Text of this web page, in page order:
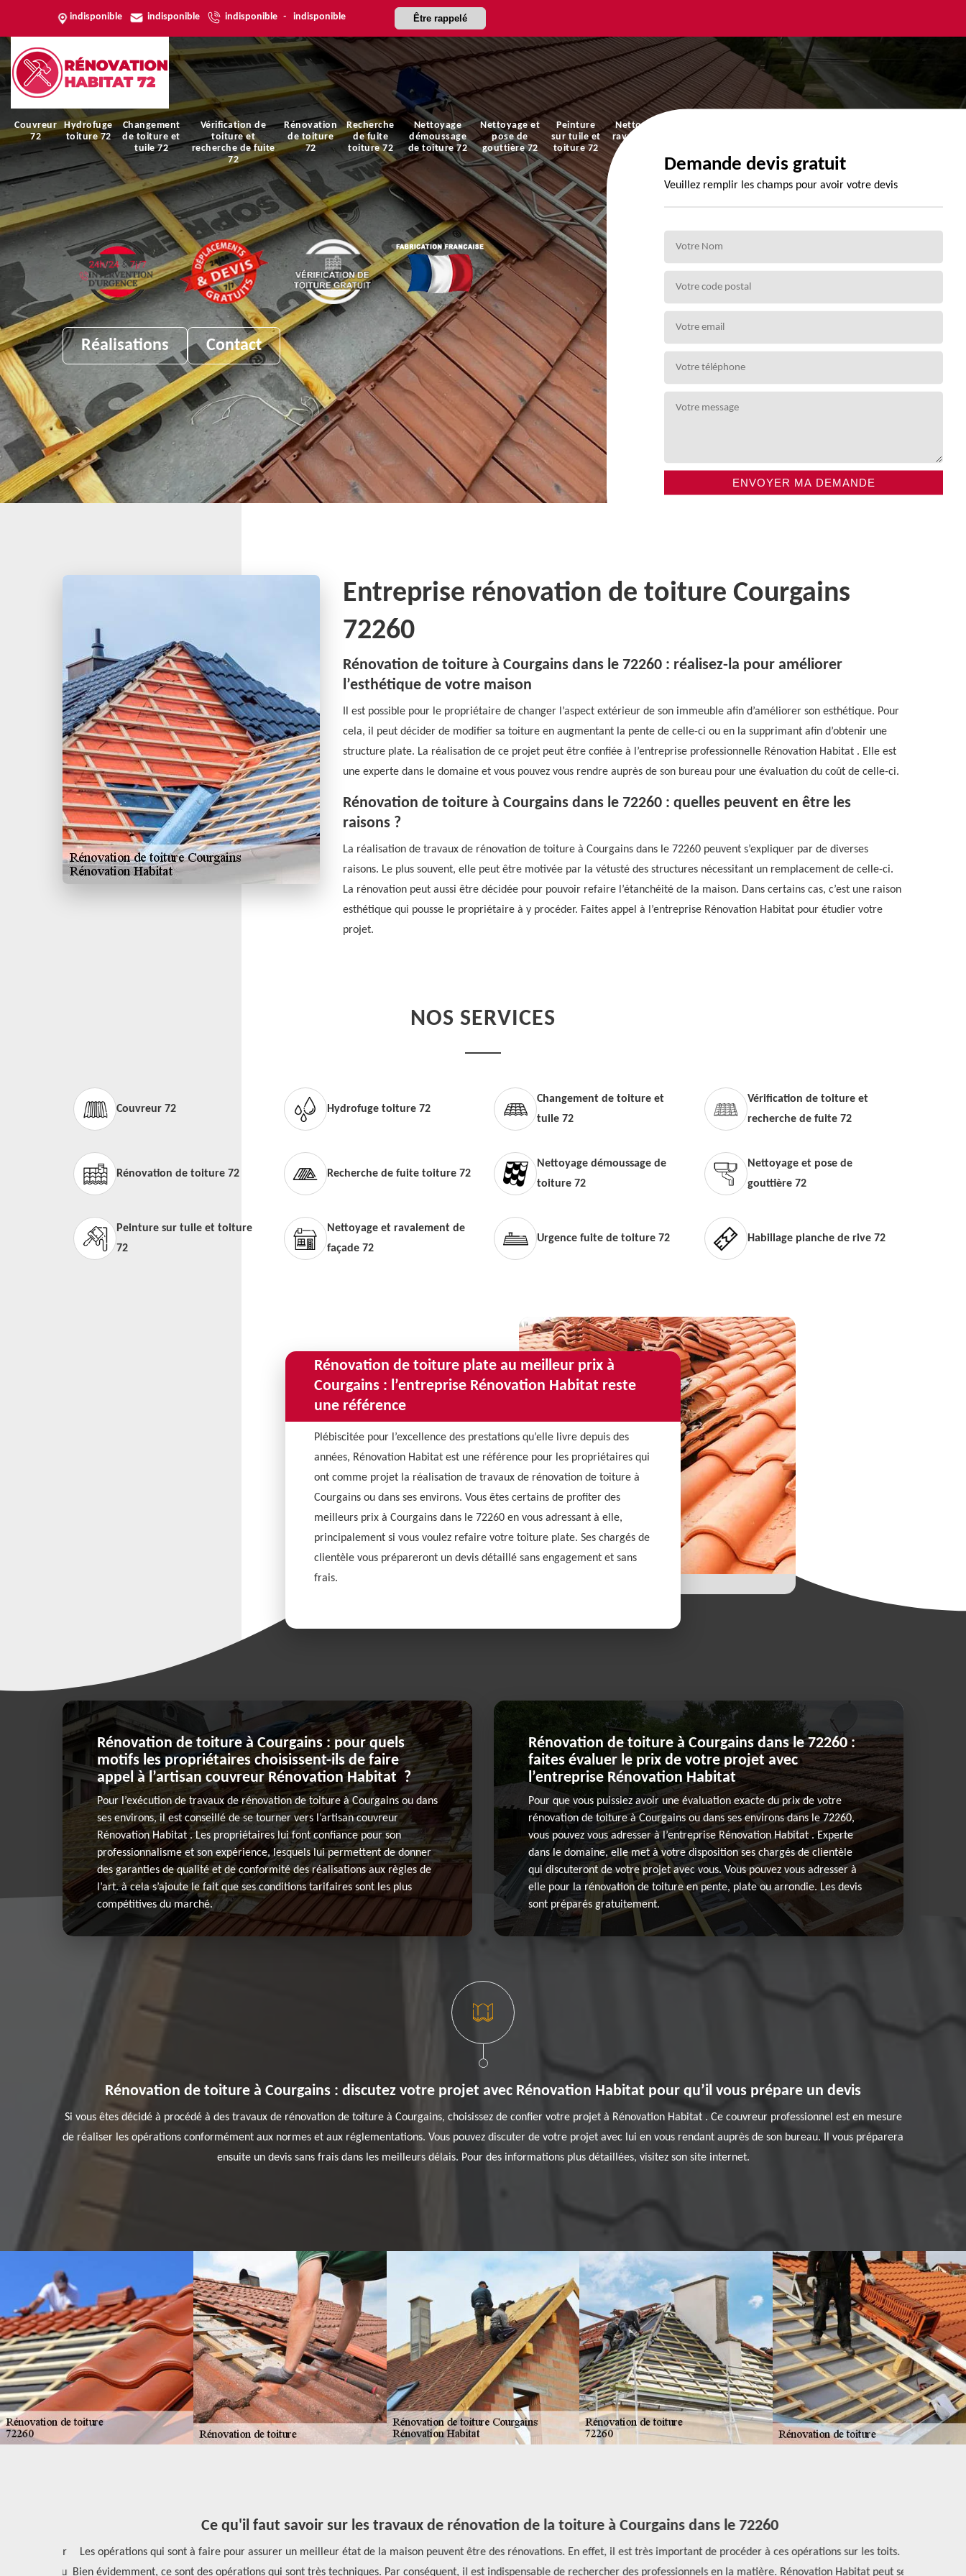
indisponible indisponible indisponible - indisponible Être rappelé
Couvreur
72
Hydrofuge
toiture 72
Changement
de toiture et
tuile 72
Vérification de
toiture et
recherche de fuite
72
Rénovation
de toiture
72
Recherche
de fuite
toiture 72
Nettoyage
démoussage
de toiture 72
Nettoyage et
pose de
gouttière 72
Peinture
sur tuile et
toiture 72
Nettoyage et
ravalement de
Réalisations Contact
Demande devis gratuit
Veuillez remplir les champs pour avoir votre devis
Entreprise rénovation de toiture Courgains
72260
Rénovation de toiture à Courgains dans le 72260 : réalisez-la pour améliorer
l’esthétique de votre maison
Il est possible pour le propriétaire de changer l’aspect extérieur de son immeuble afin d’améliorer son esthétique. Pour
cela, il peut décider de modifier sa toiture en augmentant la pente de celle-ci ou en la supprimant afin d’obtenir une
structure plate. La réalisation de ce projet peut être confiée à l’entreprise professionnelle Rénovation Habitat . Elle est
une experte dans le domaine et vous pouvez vous rendre auprès de son bureau pour une évaluation du coût de celle-ci.
Rénovation de toiture à Courgains dans le 72260 : quelles peuvent en être les
raisons ?
La réalisation de travaux de rénovation de toiture à Courgains dans le 72260 peuvent s’expliquer par de diverses
raisons. Le plus souvent, elle peut être motivée par la vétusté des structures nécessitant un remplacement de celle-ci.
La rénovation peut aussi être décidée pour pouvoir refaire l’étanchéité de la maison. Dans certains cas, c’est une raison
esthétique qui pousse le propriétaire à y procéder. Faites appel à l’entreprise Rénovation Habitat pour étudier votre
projet.
NOS SERVICES
Couvreur 72 Hydrofuge toiture 72
Changement de toiture et
tuile 72
Vérification de toiture et
recherche de fuite 72
Rénovation de toiture 72 Recherche de fuite toiture 72
Nettoyage démoussage de
toiture 72
Nettoyage et pose de
gouttière 72
Peinture sur tuile et toiture
72
Nettoyage et ravalement de
façade 72
Urgence fuite de toiture 72 Habillage planche de rive 72
Rénovation de toiture plate au meilleur prix à
Courgains : l’entreprise Rénovation Habitat reste
une référence
Plébiscitée pour l’excellence des prestations qu’elle livre depuis des
années, Rénovation Habitat est une référence pour les propriétaires qui
ont comme projet la réalisation de travaux de rénovation de toiture à
Courgains ou dans ses environs. Vous êtes certains de profiter des
meilleurs prix à Courgains dans le 72260 en vous adressant à elle,
principalement si vous voulez refaire votre toiture plate. Ses chargés de
clientèle vous prépareront un devis détaillé sans engagement et sans
frais.
Rénovation de toiture à Courgains : pour quels
motifs les propriétaires choisissent-ils de faire
appel à l’artisan couvreur Rénovation Habitat ?
Pour l’exécution de travaux de rénovation de toiture à Courgains ou dans
ses environs, il est conseillé de se tourner vers l’artisan couvreur
Rénovation Habitat . Les propriétaires lui font confiance pour son
professionnalisme et son expérience, lesquels lui permettent de donner
des garanties de qualité et de conformité des réalisations aux règles de
l’art. à cela s’ajoute le fait que ses conditions tarifaires sont les plus
compétitives du marché.
Rénovation de toiture à Courgains dans le 72260 :
faites évaluer le prix de votre projet avec
l’entreprise Rénovation Habitat
Pour que vous puissiez avoir une évaluation exacte du prix de votre
rénovation de toiture à Courgains ou dans ses environs dans le 72260,
vous pouvez vous adresser à l’entreprise Rénovation Habitat . Experte
dans le domaine, elle met à votre disposition ses chargés de clientèle
qui discuteront de votre projet avec vous. Vous pouvez vous adresser à
elle pour la rénovation de toiture en pente, plate ou arrondie. Les devis
sont préparés gratuitement.
Rénovation de toiture à Courgains : discutez votre projet avec Rénovation Habitat pour qu’il vous prépare un devis
Si vous êtes décidé à procédé à des travaux de rénovation de toiture à Courgains, choisissez de confier votre projet à Rénovation Habitat . Ce couvreur professionnel est en mesure
de réaliser les opérations conformément aux normes et aux réglementations. Vous pouvez discuter de votre projet avec lui en vous rendant auprès de son bureau. Il vous préparera
ensuite un devis sans frais dans les meilleurs délais. Pour des informations plus détaillées, visitez son site internet.
Ce qu'il faut savoir sur les travaux de rénovation de la toiture à Courgains dans le 72260
Les opérations qui sont à faire pour assurer un meilleur état de la maison peuvent être des rénovations. En effet, il est très important de procéder à ces opérations sur les toits.
Bien évidemment, ce sont des opérations qui sont très techniques. Par conséquent, il est indispensable de rechercher des professionnels en la matière. Rénovation Habitat peut se